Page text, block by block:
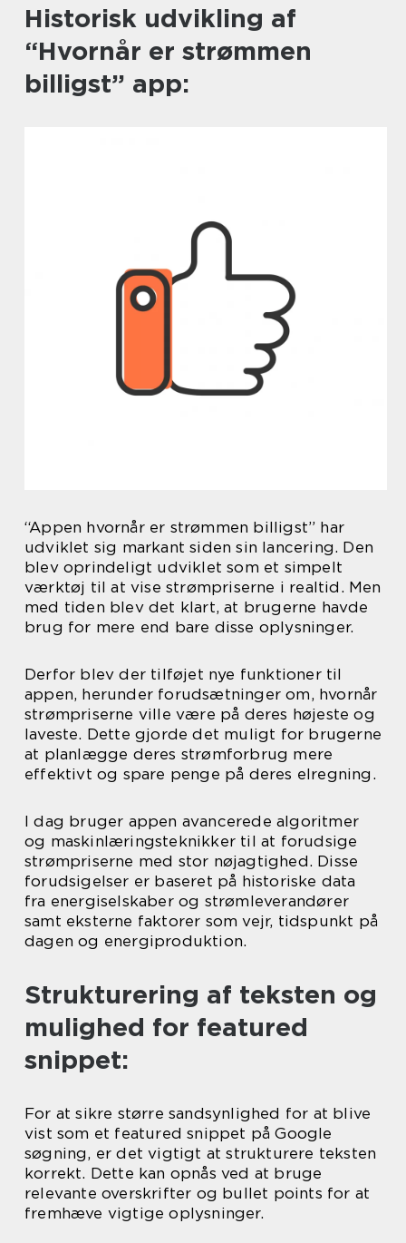
Historisk udvikling af
“Hvornår er strømmen
billigst” app:
“Appen hvornår er strømmen billigst” har
udviklet sig markant siden sin lancering. Den
blev oprindeligt udviklet som et simpelt
værktøj til at vise strømpriserne i realtid. Men
med tiden blev det klart, at brugerne havde
brug for mere end bare disse oplysninger.
Derfor blev der tilføjet nye funktioner til
appen, herunder forudsætninger om, hvornår
strømpriserne ville være på deres højeste og
laveste. Dette gjorde det muligt for brugerne
at planlægge deres strømforbrug mere
effektivt og spare penge på deres elregning.
I dag bruger appen avancerede algoritmer
og maskinlæringsteknikker til at forudsige
strømpriserne med stor nøjagtighed. Disse
forudsigelser er baseret på historiske data
fra energiselskaber og strømleverandører
samt eksterne faktorer som vejr, tidspunkt på
dagen og energiproduktion.
Strukturering af teksten og
mulighed for featured
snippet:
For at sikre større sandsynlighed for at blive
vist som et featured snippet på Google
søgning, er det vigtigt at strukturere teksten
korrekt. Dette kan opnås ved at bruge
relevante overskrifter og bullet points for at
fremhæve vigtige oplysninger.